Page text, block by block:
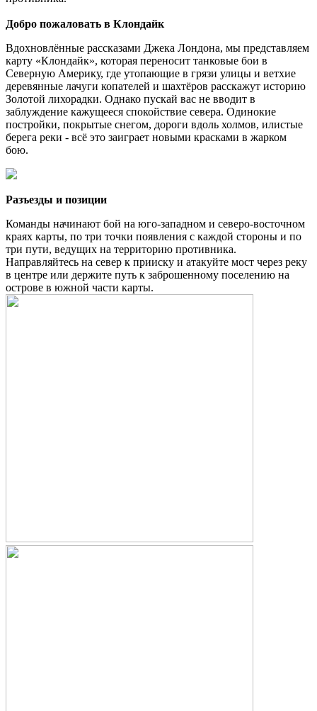
Добро пожаловать в Клондайк
Вдохновлённые рассказами Джека Лондона, мы представляем
карту «Клондайк», которая переносит танковые бои в
Северную Америку, где утопающие в грязи улицы и ветхие
деревянные лачуги копателей и шахтёров расскажут историю
Золотой лихорадки. Однако пускай вас не вводит в
заблуждение кажущееся спокойствие севера. Одинокие
постройки, покрытые снегом, дороги вдоль холмов, илистые
берега реки - всё это заиграет новыми красками в жарком
бою.
Разъезды и позиции
Команды начинают бой на юго-западном и северо-восточном
краях карты, по три точки появления с каждой стороны и по
три пути, ведущих на территорию противника.
Направляйтесь на север к прииску и атакуйте мост через реку
в центре или держите путь к заброшенному поселению на
острове в южной части карты.